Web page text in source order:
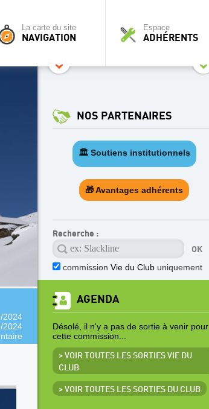
La carte du site
NAVIGATION
Espace
ADHÉRENTS
2024
2024
NOS PARTENAIRES
🏛️ Soutiens institutionnels
🎁 Avantages adhérents
Recherche :
commission Vie du Club uniquement
AGENDA
Désolé, il n'y a pas de sortie à venir pour
cette commission...
> VOIR TOUTES LES SORTIES VIE DU
CLUB
> VOIR TOUTES LES SORTIES DU CLUB